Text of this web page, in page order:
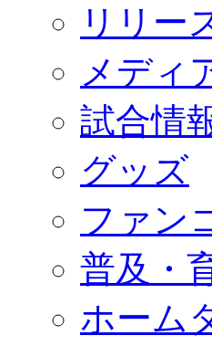
奈良クラブ明治安
観戦ルール＆マナー
2026/27ファンコミ
サポートショップ
GOODS
オフィシャルストア
オンラインストア
ACADEMY
アカデミーについて
コーチ&スタッフ
ジュニア
ジュニアユース
ユース
練習拠点（ナラデ
SCHOOL
CLUB
リリー
メディ
試合情
グッズ
ファン
普及・
ホーム